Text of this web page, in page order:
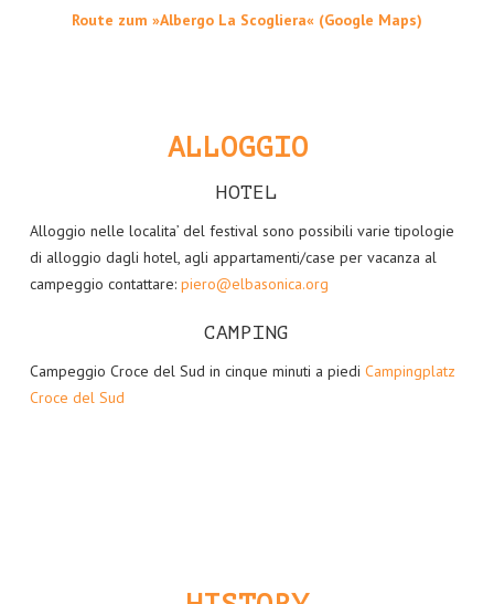
Route zum »Albergo La Scogliera« (Google Maps)
ALLOGGIO
HOTEL
Alloggio nelle localita’ del festival sono possibili varie tipologie
di alloggio dagli hotel, agli appartamenti/case per vacanza al
campeggio contattare: piero@elbasonica.org
CAMPING
Campeggio Croce del Sud in cinque minuti a piedi Campingplatz
Croce del Sud